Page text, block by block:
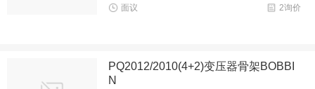
2询价
面议
PQ2012/2010(4+2)变压器骨架BOBBI
N